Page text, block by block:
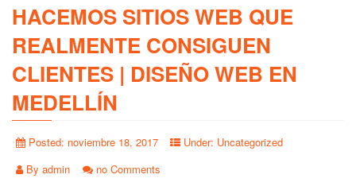
HACEMOS SITIOS WEB QUE
REALMENTE CONSIGUEN
CLIENTES | DISEÑO WEB EN
MEDELLÍN
Posted: noviembre 18, 2017 Under: Uncategorized
By admin no Comments